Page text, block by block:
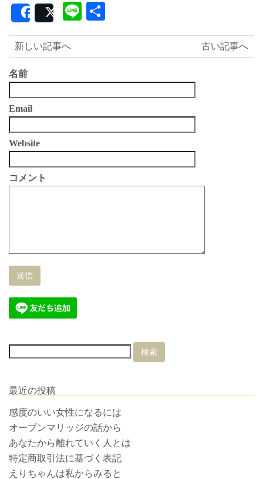
SharePost Line
有
古い記事へ
新しい記事へ
名前
Email
Website
コメント
最近の投稿
感度のいい女性になるには
オープンマリッジの話から
あなたから離れていく人とは
特定商取引法に基づく表記
えりちゃんは私からみると